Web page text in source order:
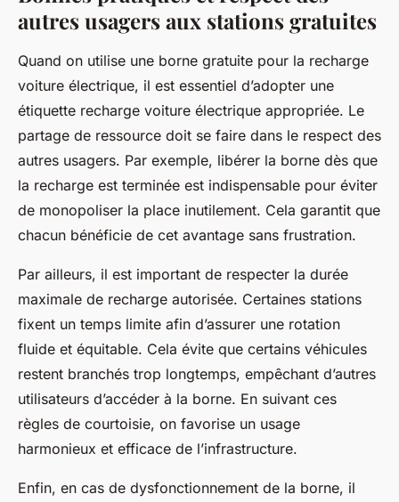
autres usagers aux stations gratuites
Quand on utilise une borne gratuite pour la recharge
voiture électrique, il est essentiel d’adopter une
étiquette recharge voiture électrique appropriée. Le
partage de ressource doit se faire dans le respect des
autres usagers. Par exemple, libérer la borne dès que
la recharge est terminée est indispensable pour éviter
de monopoliser la place inutilement. Cela garantit que
chacun bénéficie de cet avantage sans frustration.
Par ailleurs, il est important de respecter la durée
maximale de recharge autorisée. Certaines stations
fixent un temps limite afin d’assurer une rotation
fluide et équitable. Cela évite que certains véhicules
restent branchés trop longtemps, empêchant d’autres
utilisateurs d’accéder à la borne. En suivant ces
règles de courtoisie, on favorise un usage
harmonieux et efficace de l’infrastructure.
Enfin, en cas de dysfonctionnement de la borne, il